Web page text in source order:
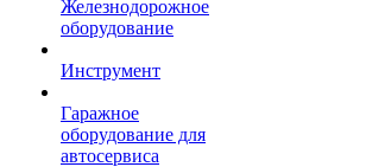
Железнодорожное
оборудование
Инструмент
Гаражное
оборудование для
автосервиса